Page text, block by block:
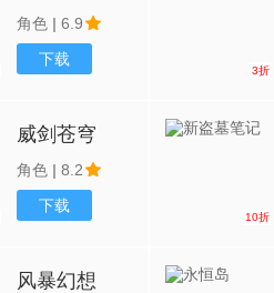
角色 | 6.9
下载
3折
威剑苍穹
角色 | 8.2
下载
10折
风暴幻想